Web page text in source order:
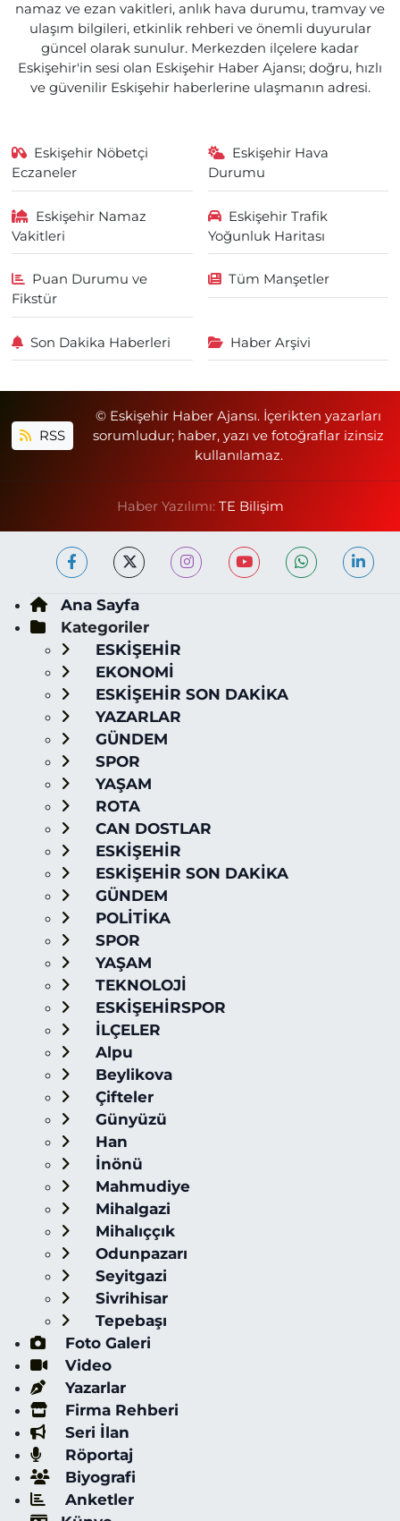
namaz ve ezan vakitleri, anlık hava durumu, tramvay ve
ulaşım bilgileri, etkinlik rehberi ve önemli duyurular
güncel olarak sunulur. Merkezden ilçelere kadar
Eskişehir'in sesi olan Eskişehir Haber Ajansı; doğru, hızlı
ve güvenilir Eskişehir haberlerine ulaşmanın adresi.
Eskişehir Nöbetçi
Eczaneler
Eskişehir Hava
Durumu
Eskişehir Namaz
Vakitleri
Eskişehir Trafik
Yoğunluk Haritası
Puan Durumu ve
Fikstür
Tüm Manşetler
Son Dakika Haberleri Haber Arşivi
RSS
© Eskişehir Haber Ajansı. İçerikten yazarları
sorumludur; haber, yazı ve fotoğraflar izinsiz
kullanılamaz.
Haber Yazılımı: TE Bilişim
Ana Sayfa
Kategoriler
ESKİŞEHİR
EKONOMİ
ESKİŞEHİR SON DAKİKA
YAZARLAR
GÜNDEM
SPOR
YAŞAM
ROTA
CAN DOSTLAR
ESKİŞEHİR
ESKİŞEHİR SON DAKİKA
GÜNDEM
POLİTİKA
SPOR
YAŞAM
TEKNOLOJİ
ESKİŞEHİRSPOR
İLÇELER
Alpu
Beylikova
Çifteler
Günyüzü
Han
İnönü
Mahmudiye
Mihalgazi
Mihalıççık
Odunpazarı
Seyitgazi
Sivrihisar
Tepebaşı
Foto Galeri
Video
Yazarlar
Firma Rehberi
Seri İlan
Röportaj
Biyografi
Anketler